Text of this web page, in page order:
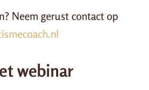
Neem gerust contact op
webinar